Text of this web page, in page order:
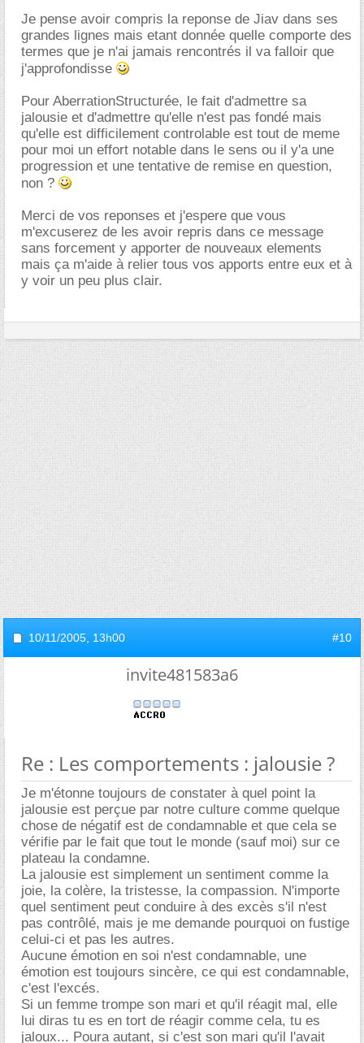
Je pense avoir compris la reponse de Jiav dans ses
grandes lignes mais etant donnée quelle comporte des
termes que je n'ai jamais rencontrés il va falloir que
j'approfondisse
Pour AberrationStructurée, le fait d'admettre sa
jalousie et d'admettre qu'elle n'est pas fondé mais
qu'elle est difficilement controlable est tout de meme
pour moi un effort notable dans le sens ou il y'a une
progression et une tentative de remise en question,
non ?
Merci de vos reponses et j'espere que vous
m'excuserez de les avoir repris dans ce message
sans forcement y apporter de nouveaux elements
mais ça m'aide à relier tous vos apports entre eux et à
y voir un peu plus clair.
10/11/2005, 13h00 #10
invite481583a6
Re : Les comportements : jalousie ?
Je m'étonne toujours de constater à quel point la
jalousie est perçue par notre culture comme quelque
chose de négatif est de condamnable et que cela se
vérifie par le fait que tout le monde (sauf moi) sur ce
plateau la condamne.
La jalousie est simplement un sentiment comme la
joie, la colère, la tristesse, la compassion. N'importe
quel sentiment peut conduire à des excès s'il n'est
pas contrôlé, mais je me demande pourquoi on fustige
celui-ci et pas les autres.
Aucune émotion en soi n'est condamnable, une
émotion est toujours sincère, ce qui est condamnable,
c'est l'excés.
Si un femme trompe son mari et qu'il réagit mal, elle
lui diras tu es en tort de réagir comme cela, tu es
jaloux... Poura autant, si c'est son mari qu'il l'avait